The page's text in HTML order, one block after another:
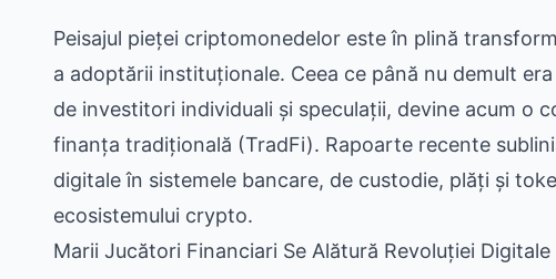
Peisajul pieței criptomonedelor este în plină
a adoptării instituționale. Ceea ce până nu demult
de investitori individuali și speculații, devine acum o
finanța tradițională (TradFi). Rapoarte recente
digitale în sistemele bancare, de custodie, plăți și
ecosistemului crypto.
Marii Jucători Financiari Se Alătură Revoluției Digitale